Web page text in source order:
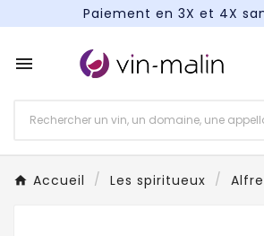
Paiement en 3X et 4X
Paiement en 3X et 4X

Accueil Les spiritueux